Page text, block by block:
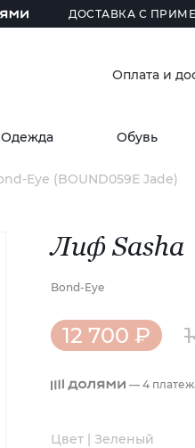
ДОСТАВКА С
Оплата и
Одежда Обувь
Eye (BOUND059E Jade)
Лиф Sasha
Bond-Eye
12 700 ₽
— 4
Цвет | Зеленый